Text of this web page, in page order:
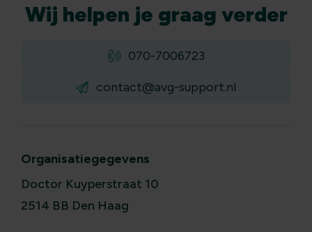
Wij helpen je graag verder
070-7006723
contact@avg-support.nl
Organisatiegegevens
Doctor Kuyperstraat 10
2514 BB Den Haag